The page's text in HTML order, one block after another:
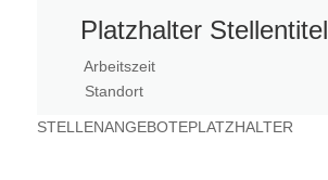
Platzhalter Stellentitel
Arbeitszeit
Standort
STELLENANGEBOTEPLATZHALTER